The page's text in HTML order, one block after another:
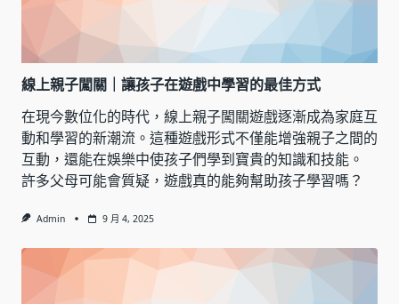
線上親子闖關｜讓孩子在遊戲中學習的最佳方式
在現今數位化的時代，線上親子闖關遊戲逐漸成為家庭互
動和學習的新潮流。這種遊戲形式不僅能增強親子之間的
互動，還能在娛樂中使孩子們學到寶貴的知識和技能。
許多父母可能會質疑，遊戲真的能夠幫助孩子學習嗎？
Admin 9 月 4, 2025